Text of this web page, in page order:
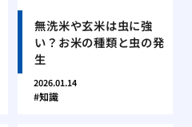
無洗米や玄米は虫に強
い？お米の種類と虫の発
生
2026.01.14
知識